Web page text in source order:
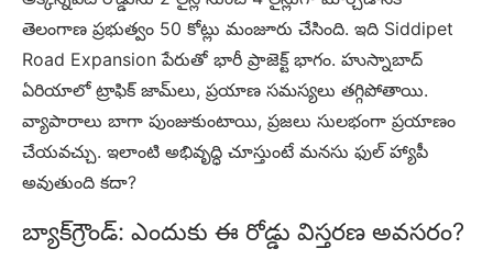
తెలంగాణ ప్రభుత్వం 50 కోట్లు మంజూరు చేసింది. ఇది Siddipet
Road Expansion పేరుతో భారీ ప్రాజెక్ట్ భాగం. హుస్నాబాద్
ఏరియాలో ట్రాఫిక్ జామ్‌లు, ప్రయాణ సమస్యలు తగ్గిపోతాయి.
వ్యాపారాలు బాగా పుంజుకుంటాయి, ప్రజలు సులభంగా ప్రయాణం
చేయవచ్చు. ఇలాంటి అభివృద్ధి చూస్తుంటే మనసు ఫుల్ హ్యాపీ
అవుతుంది కదా?
బ్యాక్‌గ్రౌండ్: ఎందుకు ఈ రోడ్డు విస్తరణ అవసరం?